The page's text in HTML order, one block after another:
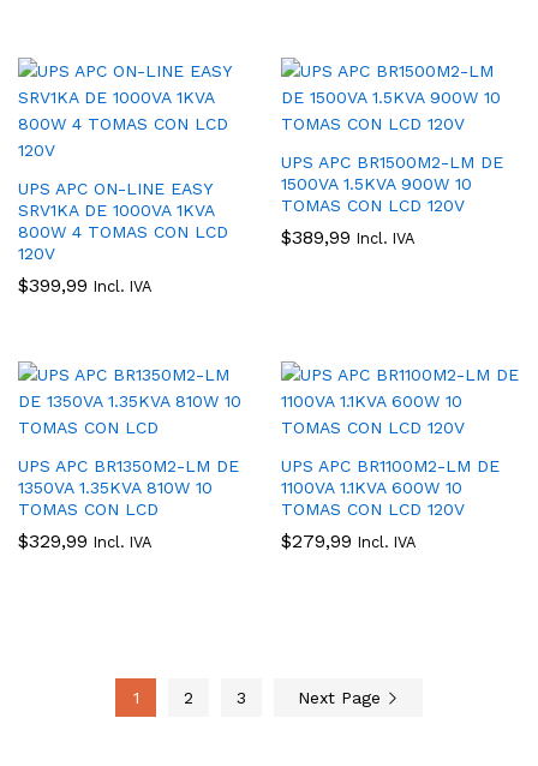
UPS APC ON-LINE EASY
SRV1KA DE 1000VA 1KVA
800W 4 TOMAS CON LCD
120V
$399,99 Incl. IVA
UPS APC BR1500M2-LM DE
1500VA 1.5KVA 900W 10
TOMAS CON LCD 120V
$389,99 Incl. IVA
UPS APC BR1350M2-LM DE
1350VA 1.35KVA 810W 10
TOMAS CON LCD
$329,99 Incl. IVA
UPS APC BR1100M2-LM DE
1100VA 1.1KVA 600W 10
TOMAS CON LCD 120V
$279,99 Incl. IVA
1 2 3 Next Page